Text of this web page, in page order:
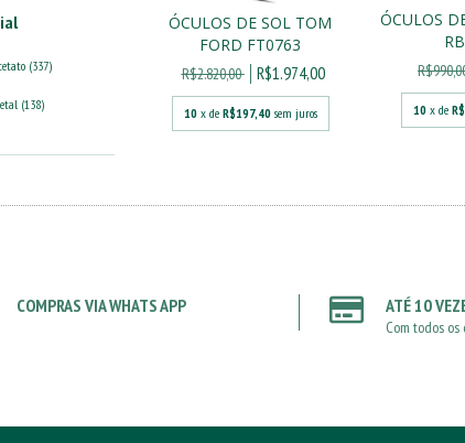
(337)
(138)
ÓCULOS DE SOL TOM
FORD FT0763
R$2.820,00 R$1.974,00
10 x de R$197,40 sem juros
ÓCULOS
10 x de
COMPRAS VIA WHATS APP ATÉ 10
Com todos